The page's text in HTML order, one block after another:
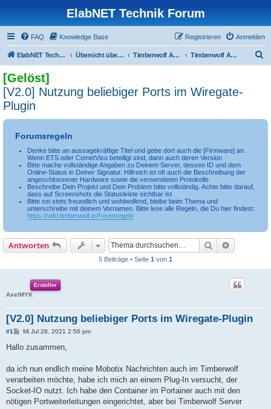
ElabNET Technik Forum
FAQ Knowledge Base Anmelden
Registrieren
ElabNET Technik Forum Übersicht über forum.timberwolf.io Timberwolf APPs & Docker Container Timberwolf APP: WireGate Plugin Laufzeitumgebung
[Gelöst]
[V2.0] Nutzung beliebiger Ports im Wiregate-
Plugin
Forumsregeln
Denke bitte an aussagekräftige Titel und gebe dort auch die [Firmware] an.
Wenn ETS oder CometVisu beteiligt sind, dann auch deren Version
Bitte mache vollständige Angaben zu Deinem Server, dessen ID und dem
Online-Status in Deiner Signatur. Hilfreich ist oft auch die Beschreibung der
angeschlossener Hardware sowie die verwendeten Protokolle
Beschreibe Dein Projekt und Dein Problem bitte vollständig. Achte bitte darauf,
dass auf Screenshots die Statusleiste sichtbar ist
Bitte sei stets freundlich und wohlwollend, bleibe beim Thema und
unterschreibe mit deinem Vornamen. Bitte lese alle Regeln, die Du hier findest:
https://wiki.timberwolf.io/Forenregeln
Antworten Suche
5 Beiträge • Seite 1 von 1
Ersteller
AxelMYK
[V2.0] Nutzung beliebiger Ports im Wiregate-Plugin
#1
B
i
a
Mi Jul 28, 2021 2:56 pm
Hallo zusammen,
da ich nun endlich meine Mobotix Nachrichten auch im Timberwolf
verarbeiten möchte, habe ich mich an einem Plug-In versucht, der
Socket-IO nutzt. Ich habe den Container im Portainer auch mit den
nötigen Portweiterleitungen eingerichtet, aber bei Timberwolf Server